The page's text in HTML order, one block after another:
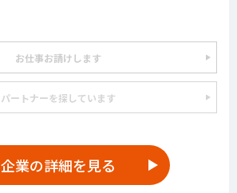
お仕事お請けします
パートナーを探しています
企業の詳細を見る